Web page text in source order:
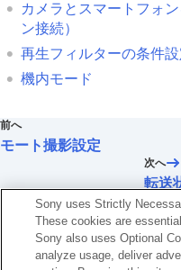
カメラとスマートフォ
ン接続）
再生フィルターの条件設
機内モード
前へ
ート撮影設定
次へ
転送
お使いのカメラの本体ソフト
ヘルプガイドをご覧ください。
Sony uses Strictly
These cookies are
Sony also uses Optional
analyze usage, deliver